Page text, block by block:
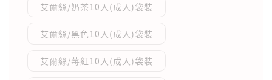
艾爾絲/奶茶10入(成人)袋裝
艾爾絲/黑色10入(成人)袋裝
艾爾絲/莓紅10入(成人)袋裝